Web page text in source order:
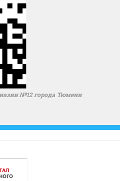
№12 города Тюмени